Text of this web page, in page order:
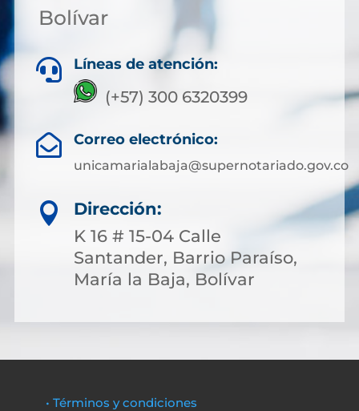
Bolívar
 Líneas de atención:
(+57) 300 6320399
 Correo electrónico:
unicamarialabaja@supernotariado.gov.co

Dirección:
K 16 # 15-04 Calle
Santander, Barrio Paraíso,
María la Baja, Bolívar
• Términos y condiciones